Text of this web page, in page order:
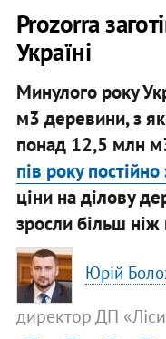
Prozorra
Україні
Минулого року
м3 деревини, з
понад 12,5 млн
пів року постійно
ціни на ділову
зросли більш
Юрій
директор ДП